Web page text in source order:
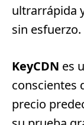
ultrarrápida
sin esfuerzo.
KeyCDN es
conscientes
precio